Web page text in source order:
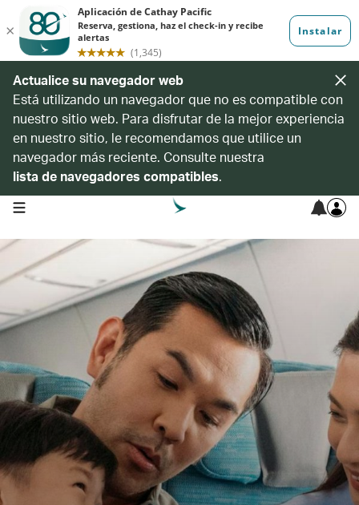
Actualice su navegador web
Está utilizando un navegador que no es compatible con
nuestro sitio web. Para disfrutar de la mejor experiencia
en nuestro sitio, le recomendamos que utilice un
navegador más reciente. Consulte nuestra
lista de navegadores compatibles.
open navigation menu